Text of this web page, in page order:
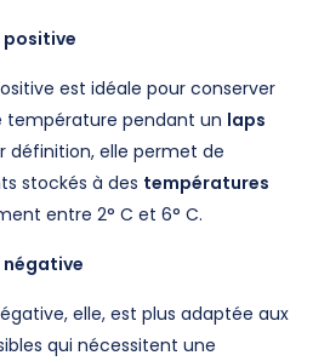
positive
est idéale pour conserver
température pendant un laps
définition, elle permet de
stockés à des températures
entre 2° C et 6° C.
elle, est plus adaptée aux
qui nécessitent une